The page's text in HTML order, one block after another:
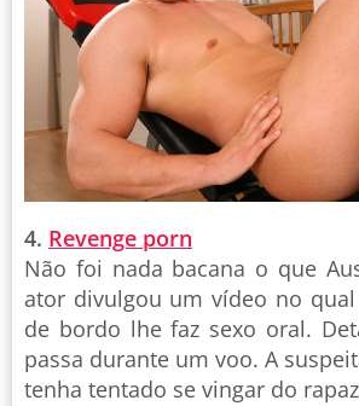
4. Revenge porn
Não foi nada bacana o que
ator divulgou um vídeo no
de bordo lhe faz sexo oral.
passa durante um voo. A
tenha tentado se vingar do